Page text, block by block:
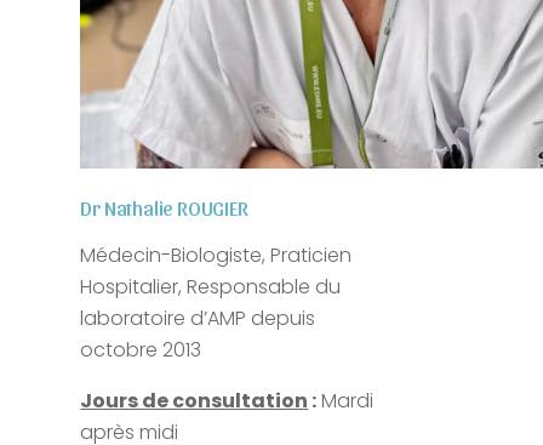
Dr Nathalie ROUGIER
Médecin-Biologiste, Praticien
Hospitalier, Responsable du
laboratoire d’AMP depuis
octobre 2013
Jours de consultation :Mardi
après midi